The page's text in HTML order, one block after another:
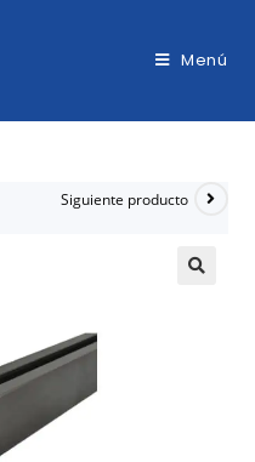
Menú
Siguiente producto